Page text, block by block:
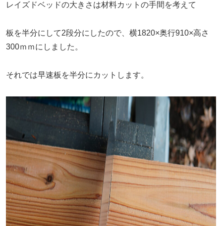
レイズドベッドの大きさは材料カットの手間を考えて
板を半分にして2段分にしたので、横1820×奥行910×高さ
300ｍｍにしました。
それでは早速板を半分にカットします。